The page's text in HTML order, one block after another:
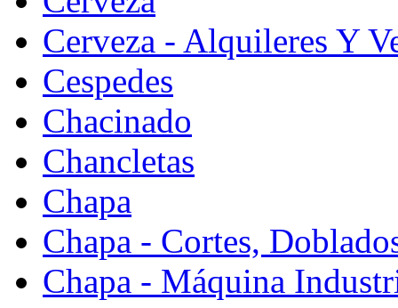
Cerveza - Alquileres Y
Cespedes
Chacinado
Chancletas
Chapa
Chapa - Cortes,
Chapa - Máquina